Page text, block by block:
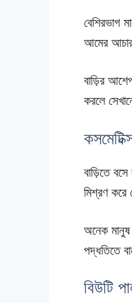
বেশিরভাগ
আমের
বাড়ির
করলে
বাড়িতে
মিশ্রণ করে
অনেক মানুষ
পদ্ধতিতে
বিউটি